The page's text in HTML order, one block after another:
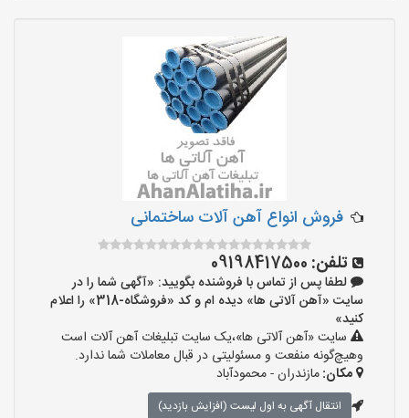
فروش انواع آهن آلات ساختمانی
تلفن: 09198417500
لطفا پس از تماس با فروشنده بگویید: «آگهی شما را در
سایت «آهن آلاتی ها» دیده ام و کد «فروشگاه-318» را اعلام
کنید»
سایت «آهن آلاتی ها»،یک سایت تبلیغات آهن آلات است
وهیچ‌گونه منفعت و مسئولیتی در قبال معاملات شما ندارد.
مکان:مازندران - محمودآباد
انتقال آگهی به اول لیست (افزایش بازدید)